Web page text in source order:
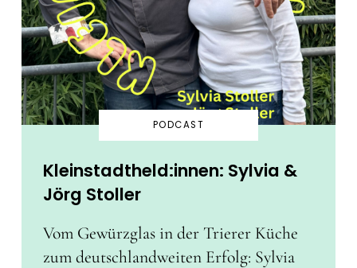
PODCAST
Kleinstadtheld:innen: Sylvia &
Jörg Stoller
Vom Gewürzglas in der Trierer Küche
zum deutschlandweiten Erfolg: Sylvia